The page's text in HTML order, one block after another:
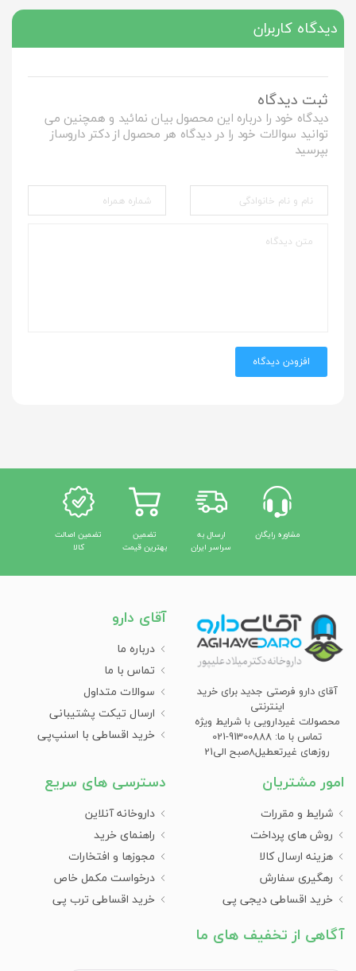
دیدگاه کاربران
ثبت دیدگاه
دیدگاه خود را درباره این محصول بیان نمائید و همچنین می
توانید سوالات خود را در دیدگاه هر محصول از دکتر داروساز
بپرسید
افزودن دیدگاه
مشاوره رایگان
ارسال به
سراسر ایران
تضمین
بهترین قیمت
تضمین اصالت
کالا
آقای دارو فرصتی جدید برای خرید
اینترنتی
محصولات غیردارویی با شرایط ویژه
تماس با ما: 91300888-021
روزهای غیرتعطیل8صبح الی21
آقای دارو
درباره ما
تماس با ما
سوالات متداول
ارسال تیکت پشتیبانی
خرید اقساطی با اسنپ‌پی
امور مشتریان
شرایط و مقررات
روش های پرداخت
هزینه ارسال کالا
رهگیری سفارش
خرید اقساطی دیجی پی
دسترسی های سریع
داروخانه آنلاین
راهنمای خرید
مجوزها و افتخارات
درخواست مکمل خاص
خرید اقساطی ترب پی
آگاهی از تخفیف های ما